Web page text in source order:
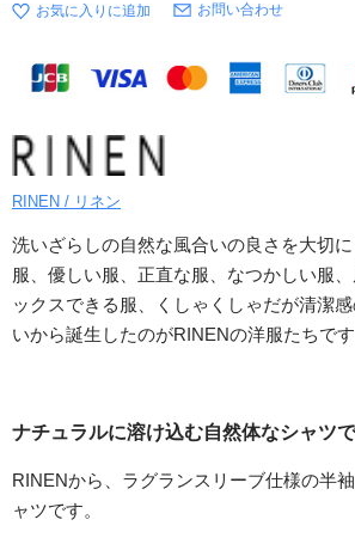
お問い合わせ
RINEN / リネン
洗いざらしの自然な風合いの良さを大切
服、優しい服、正直な服、なつかしい服
ックスできる服、くしゃくしゃだが清潔
いから誕生したのがRINENの洋服たちです
ナチュラルに溶け込む自然体なシャツ
RINENから、ラグランスリーブ仕様の半
ャツです。